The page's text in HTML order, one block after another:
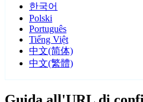
한국어
Polski
Português
Tiếng Việt
中文(简体)
中文(繁體)